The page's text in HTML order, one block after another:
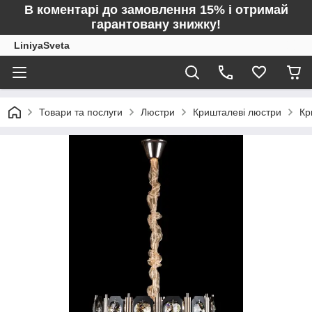
В коментарі до замовлення 15% і отримай
гарантовану знижку!
LiniyaSveta
Товари та послуги Люстри Кришталеві люстри